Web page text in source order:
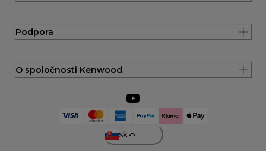
Podpora
O spoločnosti Kenwood
sk